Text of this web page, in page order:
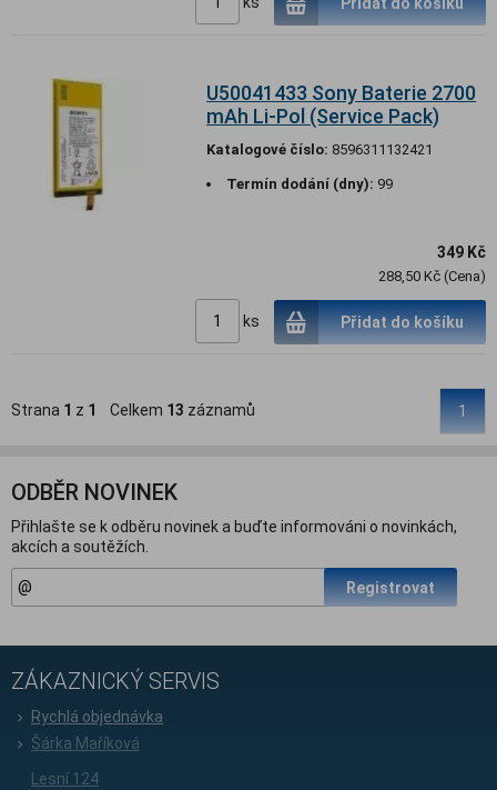
U50041433 Sony Baterie 2700
mAh Li-Pol (Service Pack)
Katalogové číslo: 8596311132421
Termín dodání (dny): 99
349 Kč
288,50 Kč (Cena)
ks Přidat do košíku
Strana 1 z 1 Celkem 13 záznamů 1
ODBĚR NOVINEK
Přihlašte se k odběru novinek a buďte informováni o novinkách,
akcích a soutěžích.
Registrovat
ZÁKAZNICKÝ SERVIS
Rychlá objednávka
Šárka Maříková
Lesní 124